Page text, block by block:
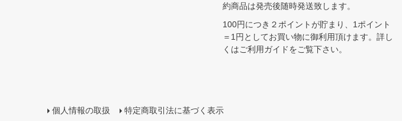
約商品は発売後随時発送致します。
100円につき２ポイントが貯まり、1ポイント
＝1円としてお買い物に御利用頂けます。 詳し
くはご利用ガイドをご覧下さい。
個人情報の取扱 特定商取引法に基づく表示